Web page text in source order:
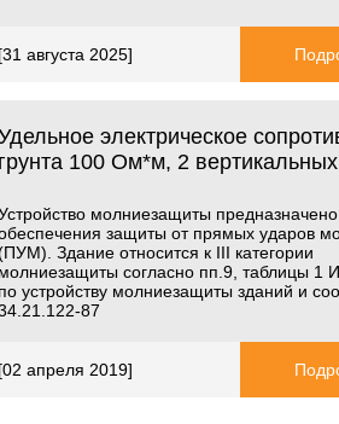
[31 августа 2025]
электрическое
грунта 100 Ом*м, 2
молниезащиты
защиты от прямых ударов
Здание относится к III категории
молниезащиты согласно пп.9, таблицы 1
по устройству молниезащиты зданий и
87
[02 апреля 2019]